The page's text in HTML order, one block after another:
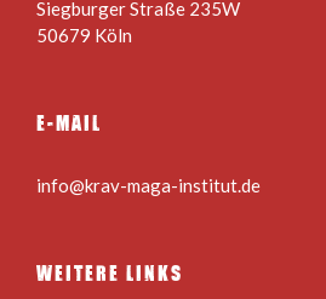
Siegburger Straße 235W
50679 Köln
E-MAIL
info@krav-maga-institut.de
WEITERE LINKS